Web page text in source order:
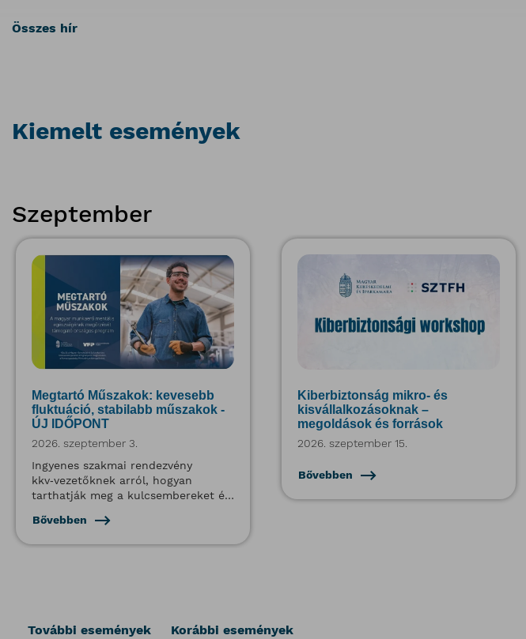
Összes hír
Kiemelt események
Szeptember
Megtartó Műszakok: kevesebb
fluktuáció, stabilabb műszakok -
ÚJ IDŐPONT
2026. szeptember 3.
Ingyenes szakmai rendezvény
kkv‑vezetőknek arról, hogyan
tarthatják meg a kulcsembereket és
Bővebben
Kiberbiztonság mikro- és
kisvállalkozásoknak –
megoldások és források
2026. szeptember 15.
Bővebben
További események Korábbi események